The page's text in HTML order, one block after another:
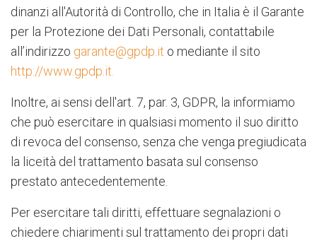
dinanzi all'Autorità di Controllo, che in Italia è il Garante
per la Protezione dei Dati Personali, contattabile
all’indirizzo garante@gpdp.it o mediante il sito
http://www.gpdp.it.
Inoltre, ai sensi dell'art. 7, par. 3, GDPR, la informiamo
che può esercitare in qualsiasi momento il suo diritto
di revoca del consenso, senza che venga pregiudicata
la liceità del trattamento basata sul consenso
prestato antecedentemente.
Per esercitare tali diritti, effettuare segnalazioni o
chiedere chiarimenti sul trattamento dei propri dati